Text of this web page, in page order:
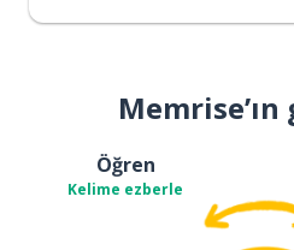
Öğren
Kelime ezberle